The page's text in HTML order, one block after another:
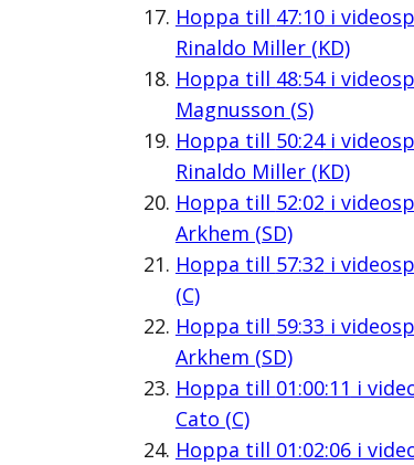
Hoppa till 47:10i
Rinaldo Miller (KD)
Hoppa till 48:54i
Magnusson (S)
Hoppa till 50:24i
Rinaldo Miller (KD)
Hoppa till 52:02 i
Arkhem (SD)
Hoppa till 57:32 i
(C)
Hoppa till 59:33 i
Arkhem (SD)
Hoppa till 01:00:11 i
Cato (C)
Hoppa till 01:02:06i